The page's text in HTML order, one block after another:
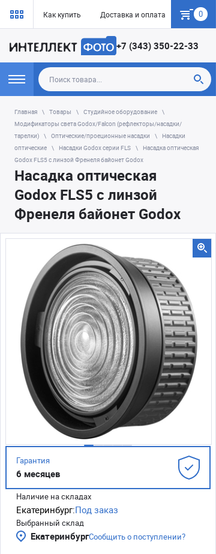
Как купить Доставка и оплата Гарантия
0
+7 (343) 350-22-33
Главная Товары
Студийное оборудование
Модификаторы света Godox/Falcon (рефлекторы/насадки/
тарелки)
Оптические/проеционные насадки
Насадки
оптические
Насадки Godox серии FLS
Насадка оптическая
Godox FLS5 с линзой Френеля байонет Godox
Насадка оптическая
Godox FLS5 с линзой
Френеля байонет Godox
Гарантия
6 месяцев
Наличие на складах
Екатеринбург:Под заказ
Выбранный склад
ЕкатеринбургСообщить о поступлении?